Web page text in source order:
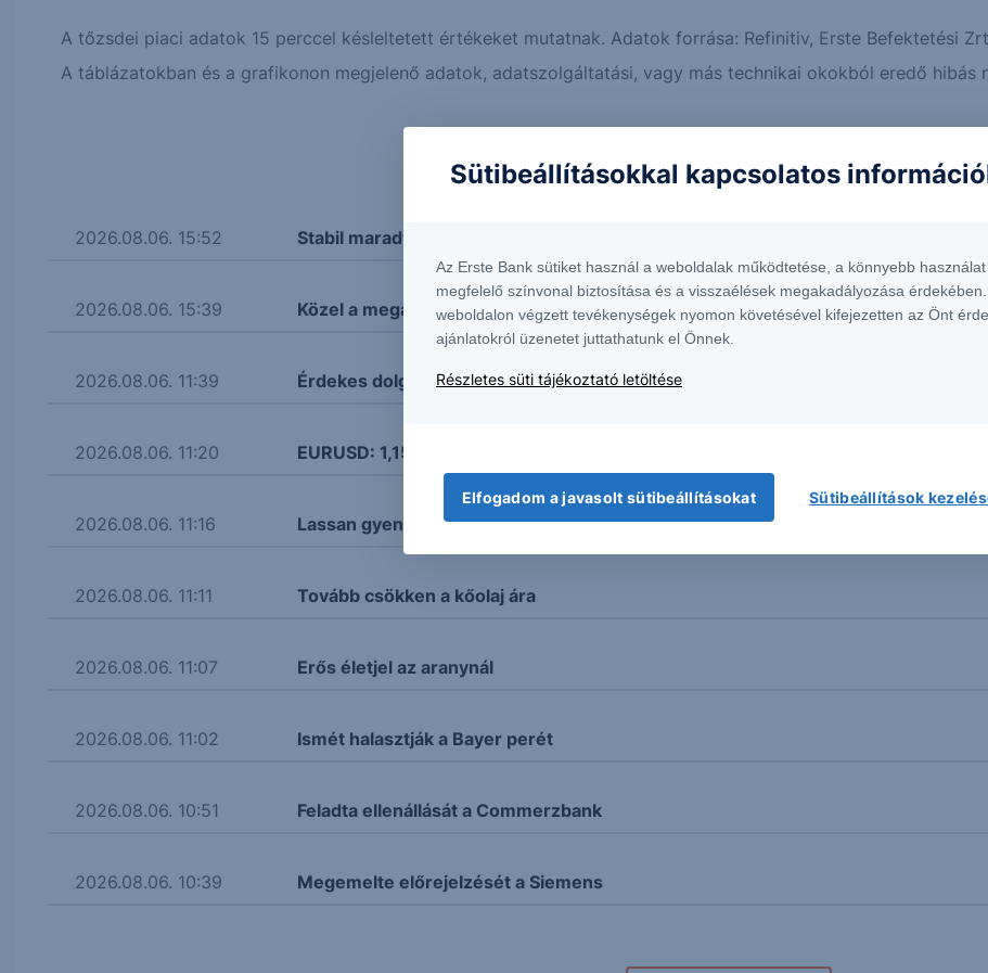
A tőzsdei piaci adatok 15 perccel késleltetett értékeket mutatnak. Adatok forrása: Refinitiv, Erste Befektetési
A táblázatokban és a grafikonon megjelenő adatok, adatszolgáltatási, vagy más technikai okokból eredő hibás
Erste elemzések Piaci hírek
2026.08.06. 15:52 Stabil maradt az amerikai munkaerőpiac
2026.08.06. 15:39 Közel a megállapodás a Hormuzi-szoros ügyében
2026.08.06. 11:39 Érdekes dolgokat mondott az OTP!
2026.08.06. 11:20 EURUSD: 1,155 körül a kurzus
2026.08.06. 11:16 Lassan gyengül a forint
2026.08.06. 11:11 Tovább csökken a kőolaj ára
2026.08.06. 11:07 Erős életjel az aranynál
2026.08.06. 11:02 Ismét halasztják a Bayer perét
2026.08.06. 10:51 Feladta ellenállását a Commerzbank
2026.08.06. 10:39 Megemelte előrejelzését a Siemens
Sütibeállításokkal kapcsolatos
Az Erste Bank sütiket használ a weboldalak működtetése, a könnyebb
megfelelő színvonal biztosítása és a visszaélések megakadályozása
weboldalon végzett tevékenységek nyomon követésével kifejezetten az Önt
ajánlatokról üzenetet juttathatunk el Önnek.
Részletes süti tájékoztató letöltése
Elfogadom a javasolt sütibeállításokat Sütibeállítások